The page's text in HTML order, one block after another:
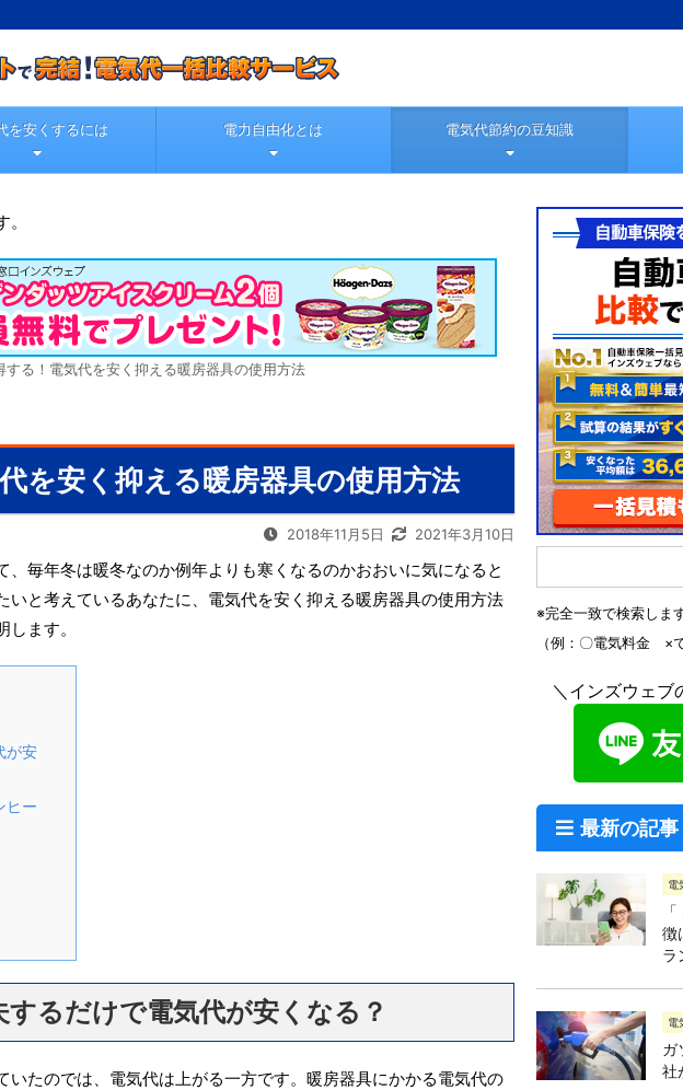
を安くするには 電力自由化とは 電気代節約の豆知識
する！電気代を安く抑える暖房器具の使用方法
を安く抑える暖房器具の使用方法
2018年11月5日 2021年3月10日
毎年冬は暖冬なのか例年よりも寒くなるのかおおいに気になると
いと考えているあなたに、電気代を安く抑える暖房器具の使用方法
ます。
が安
ヒー
るだけで電気代が安くなる？
いたのでは、電気代は上がる一方です。暖房器具にかかる電気代の
※完全一致で検索します
（例：〇電気料金 ×
＼インズウェブ
最新の記事
電
徴
ラ
電
ガ
社